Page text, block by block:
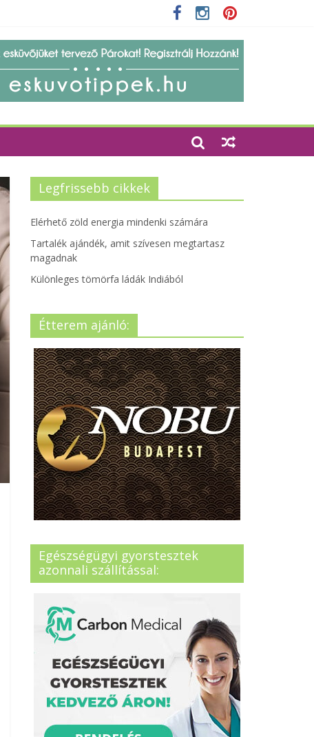
Legfrissebb cikkek
Elérhető zöld energia mindenki számára
Tartalék ajándék, amit szívesen megtartasz
magadnak
Különleges tömörfa ládák Indiából
Étterem ajánló:
Egészségügyi gyorstesztek
azonnali szállítással: